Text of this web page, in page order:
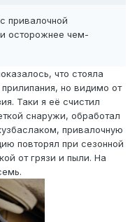
привалочной
осторожнее чем-
что стояла
прилипания, но видимо от
Таки я её счистил
снаружи, обработал
привалочную
повторял при сезонной
от грязи и пыли. На